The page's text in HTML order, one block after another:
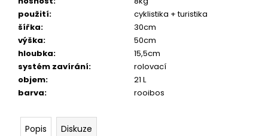
použití:
cyklistika + turistika
šířka:
30cm
výška:
50cm
hloubka:
15,5cm
systém zavírání:
rolovací
objem:
21 L
barva: rooibos
Popis Diskuze
FAVORIT
DÁMSKÝ
REDESIGN
URBAN
BIKE
BY
WAKARY
27